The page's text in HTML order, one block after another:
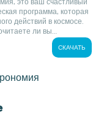
программа, которая
действий в космосе.
ли вы...
СКАЧАТЬ